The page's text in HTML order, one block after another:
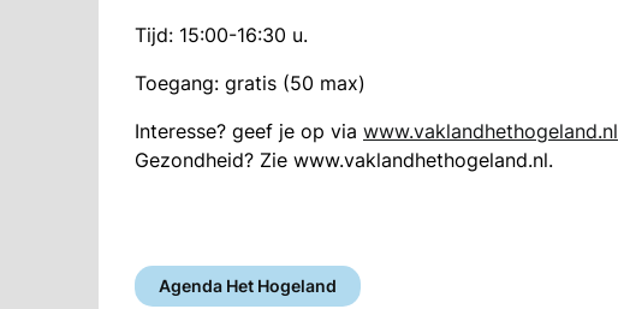
Tijd: 15:00-16:30 u.
Toegang: gratis (50 max)
Interesse? geef je op via www.vaklandhethogeland.nl
Gezondheid? Zie www.vaklandhethogeland.nl.
Agenda Het Hogeland